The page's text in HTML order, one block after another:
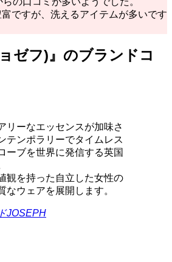
ですが、洗えるアイテムが多いです
ゼフ)』のブランドコ
リーなエッセンスが加味さ
テンポラリーでタイムレス
ーブを世界に発信する英国
観を持った自立した女性の
なウェアを展開します。
JOSEPH